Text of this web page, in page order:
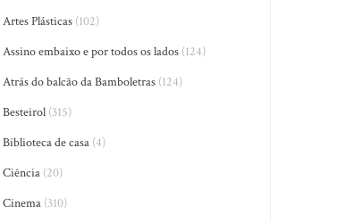
Artes Plásticas (102)
Assino embaixo e por todos os lados (124)
Atrás do balcão da Bamboletras (124)
Besteirol (315)
Biblioteca de casa (4)
Ciência (20)
Cinema (310)